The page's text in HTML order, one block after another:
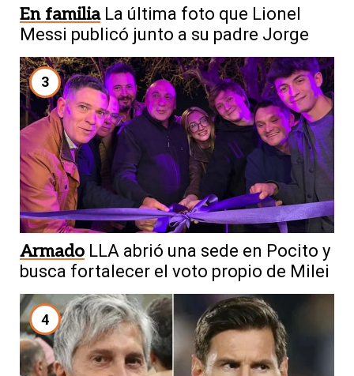
En familia La última foto que Lionel
Messi publicó junto a su padre Jorge
3
Armado LLA abrió una sede en Pocito y
busca fortalecer el voto propio de Milei
4